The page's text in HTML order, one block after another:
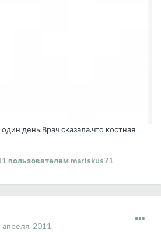
день.Врач сказала.что костная
пользователем mariskus71
апреля, 2011